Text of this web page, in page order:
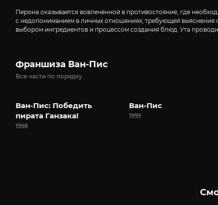
Перона оказывается вовлечённой в противостояние, где
с недопониманием в личных отношениях, требующей выяснения
выбором ингредиентов и процессом создания блюд. Ута
Франшиза Ван-Пис
Все части по порядку
Ван-Пис: Победить
пирата Ганзака!
1998
Ван-Пис
1999